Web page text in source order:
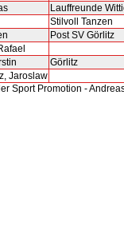
Lauffreunde
Stilvoll Tanzen
Post SV Görlitz
Görlitz
Jaroslaw
Sport Promotion -